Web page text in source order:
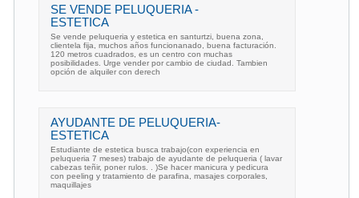
SE VENDE PELUQUERIA -
ESTETICA
Se vende peluqueria y estetica en santurtzi, buena zona,
clientela fija, muchos años funcionanado, buena facturación.
120 metros cuadrados, es un centro con muchas
posibilidades. Urge vender por cambio de ciudad. Tambien
opción de alquiler con derech
AYUDANTE DE PELUQUERIA-
ESTETICA
Estudiante de estetica busca trabajo(con experiencia en
peluqueria 7 meses) trabajo de ayudante de peluqueria ( lavar
cabezas teñir, poner rulos. . )Se hacer manicura y pedicura
con peeling y tratamiento de parafina, masajes corporales,
maquillajes